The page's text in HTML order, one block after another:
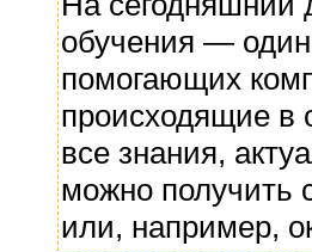
обучения —
помогающих
происходящие в
все знания,
можно получить
или, например,